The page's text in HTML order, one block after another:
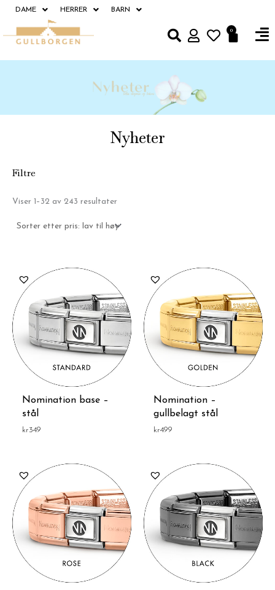
Hopp
innholdet
DAME HERRER BARN
0
Nyheter
Filtre
Viser 1–32 av 243 resultaterSortert
Lav
Nomination base –
stål
kr349
Nomination –
gullbelagt stål
kr499